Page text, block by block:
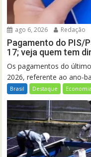
ago 6, 2026 Redação
Pagamento do PIS/
17; veja quem tem
Os pagamentos do
2026, referente ao ano-
Brasil Destaque Economia